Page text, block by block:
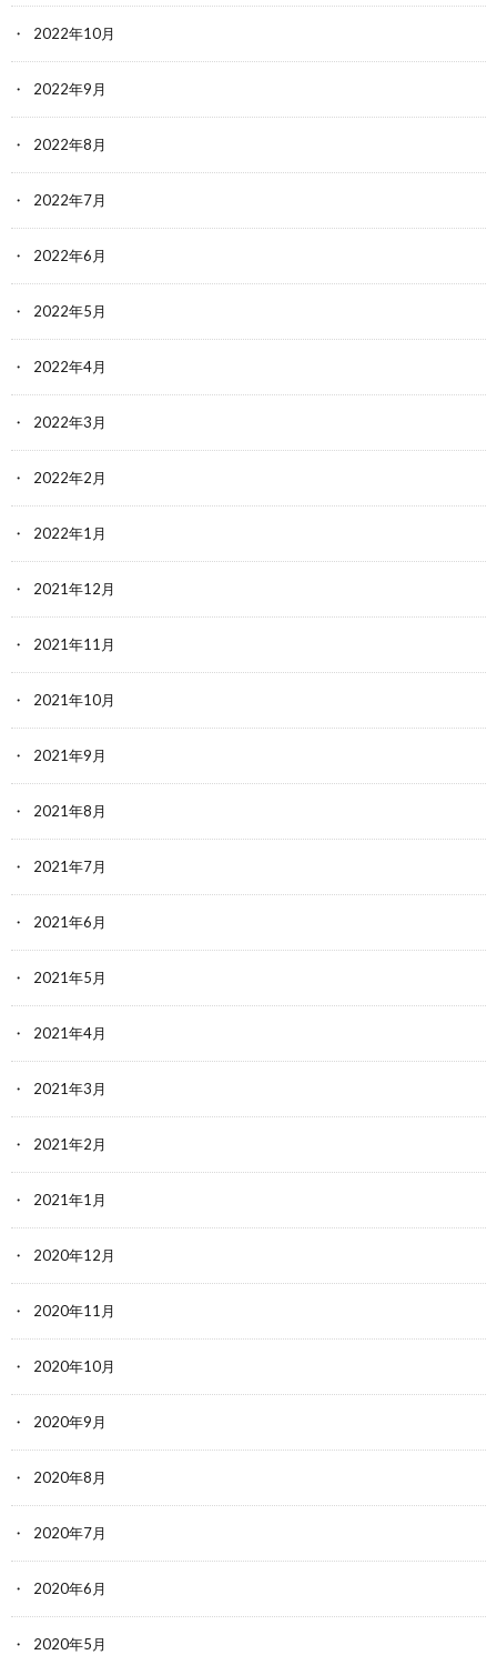
2022年10月
2022年9月
2022年8月
2022年7月
2022年6月
2022年5月
2022年4月
2022年3月
2022年2月
2022年1月
2021年12月
2021年11月
2021年10月
2021年9月
2021年8月
2021年7月
2021年6月
2021年5月
2021年4月
2021年3月
2021年2月
2021年1月
2020年12月
2020年11月
2020年10月
2020年9月
2020年8月
2020年7月
2020年6月
2020年5月